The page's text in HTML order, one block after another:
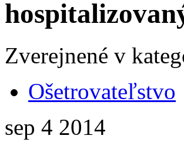
Zverejnené v
Ošetrovateľstvo
sep 4 2014